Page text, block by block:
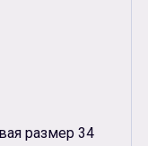
размер 34